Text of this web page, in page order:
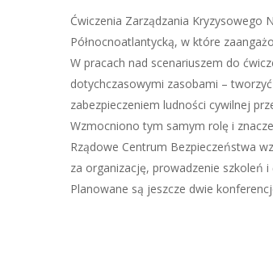
Ćwiczenia Zarządzania Kryzysowego
Północnoatlantycką, w które
W pracach nad scenariuszem do
dotychczasowymi zasobami –
zabezpieczeniem ludności cywilnej
Wzmocniono tym samym rolę i
Rządowe Centrum Bezpieczeństwa
za organizację, prowadzenie szkoleń
Planowane są jeszcze dwie